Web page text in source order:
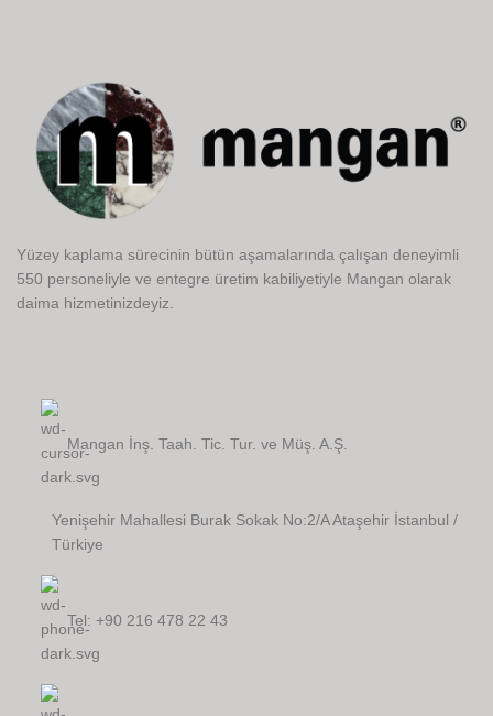
Yüzey kaplama sürecinin bütün aşamalarında çalışan deneyimli
550 personeliyle ve entegre üretim kabiliyetiyle Mangan olarak
daima hizmetinizdeyiz.
Mangan İnş. Taah. Tic. Tur. ve Müş. A.Ş.
Yenişehir Mahallesi Burak Sokak No:2/A Ataşehir İstanbul /
Türkiye
Tel: +90 216 478 22 43